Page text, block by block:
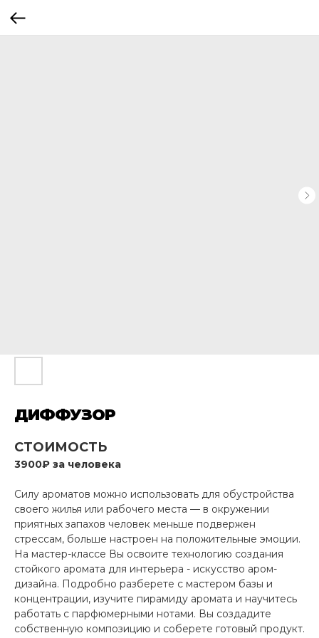
ДИФФУЗОР
СТОИМОСТЬ
3900₽ за человека
Силу ароматов можно использовать для обустройства
своего жилья или рабочего места — в окружении
приятных запахов человек меньше подвержен
стрессам, больше настроен на положительные эмоции.
На мастер-классе Вы освоите технологию создания
стойкого аромата для интерьера - искусство аром-
дизайна. Подробно разберете с мастером базы и
концентрации, изучите пирамиду аромата и научитесь
работать с парфюмерными нотами. Вы создадите
собственную композицию и соберете готовый продукт.